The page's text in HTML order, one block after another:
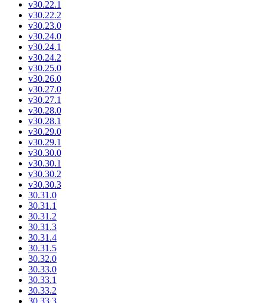
v30.22.1
v30.22.2
v30.23.0
v30.24.0
v30.24.1
v30.24.2
v30.25.0
v30.26.0
v30.27.0
v30.27.1
v30.28.0
v30.28.1
v30.29.0
v30.29.1
v30.30.0
v30.30.1
v30.30.2
v30.30.3
30.31.0
30.31.1
30.31.2
30.31.3
30.31.4
30.31.5
30.32.0
30.33.0
30.33.1
30.33.2
30.33.3